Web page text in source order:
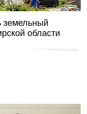
земельный
области